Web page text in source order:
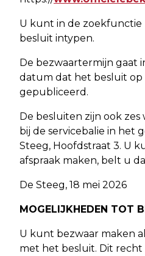
U kunt in de
besluit intypen.
De bezwaartermijn gaat
datum dat het besluit op
gepubliceerd.
De besluiten zijn ook
bij de servicebalie in het
Steeg, Hoofdstraat 3. U
afspraak maken, belt u
De Steeg, 18 mei 2026
MOGELIJKHEDEN TOT
U kunt bezwaar maken
met het besluit. Dit